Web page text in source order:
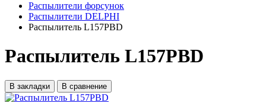
Распылители форсунок
Распылители DELPHI
Распылитель L157PBD
Распылитель L157PBD
В закладки В сравнение